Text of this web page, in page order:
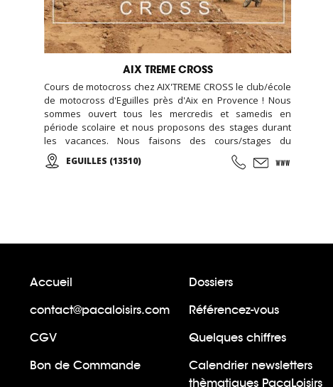
AIX TREME CROSS
Cours de motocross chez AIX'TREME CROSS le club/école
de motocross d'Eguilles près d'Aix en Provence ! Nous
sommes ouvert tous les mercredis et samedis en
période scolaire et nous proposons des stages durant
les vacances. Nous faisons des cours/stages du
débutant au confirmé. Nous accueillons aussi bien des
enfants, des adultes et des groupes. Contactez-nous !
EGUILLES (13510)
Accueil
Dossiers
contact@pacaloisirs.com
Référencez-vous
CGV
Quelques chiffres
Bon de Commande
Calendrier newsletters
thèmatiques PacaLoisirs